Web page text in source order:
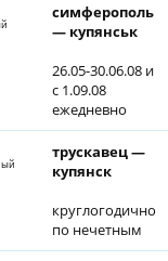
симферополь
— купянськ
26.05-30.06.08 и
с 1.09.08
ежедневно
трускавец —
купянск
круглогодично
по нечетным